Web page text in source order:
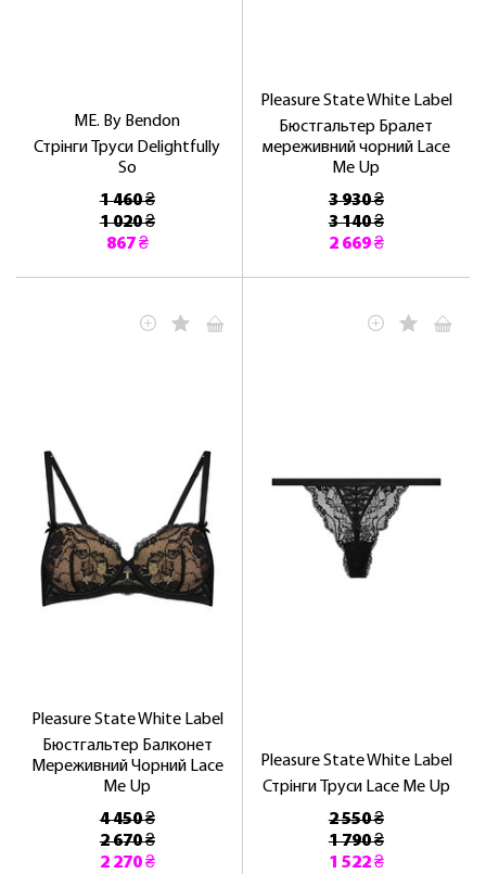
ME. By Bendon
Стрінги Труси Delightfully
So
1 460 ₴
1 020 ₴
867 ₴
Pleasure State White Label
Бюстгальтер Бралет
мереживний чорний Lace
Me Up
3 930 ₴
3 140 ₴
2 669 ₴
Pleasure State White Label
Бюстгальтер Балконет
Мереживний Чорний Lace
Me Up
4 450 ₴
2 670 ₴
2 270 ₴
Pleasure State White Label
Стрінги Труси Lace Me Up
2 550 ₴
1 790 ₴
1 522 ₴